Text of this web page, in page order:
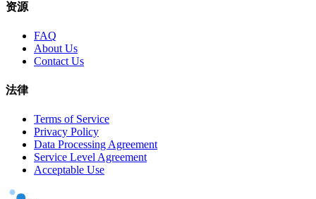
资源
FAQ
About Us
Contact Us
法律
Terms of Service
Privacy Policy
Data Processing Agreement
Service Level Agreement
Acceptable Use